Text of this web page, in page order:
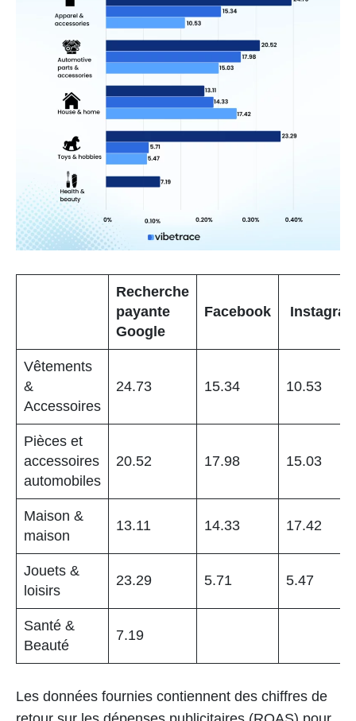
Recherche
payante
Google
Facebook
Vêtements
&
Accessoires
24.73 15.34 10.53
Pièces et
accessoires
automobiles
20.52 17.98 15.03
Maison &
maison
13.11 14.33 17.42
Jouets &
loisirs
23.29 5.71 5.47
Santé &
Beauté
7.19
Les données fournies contiennent des chiffres de